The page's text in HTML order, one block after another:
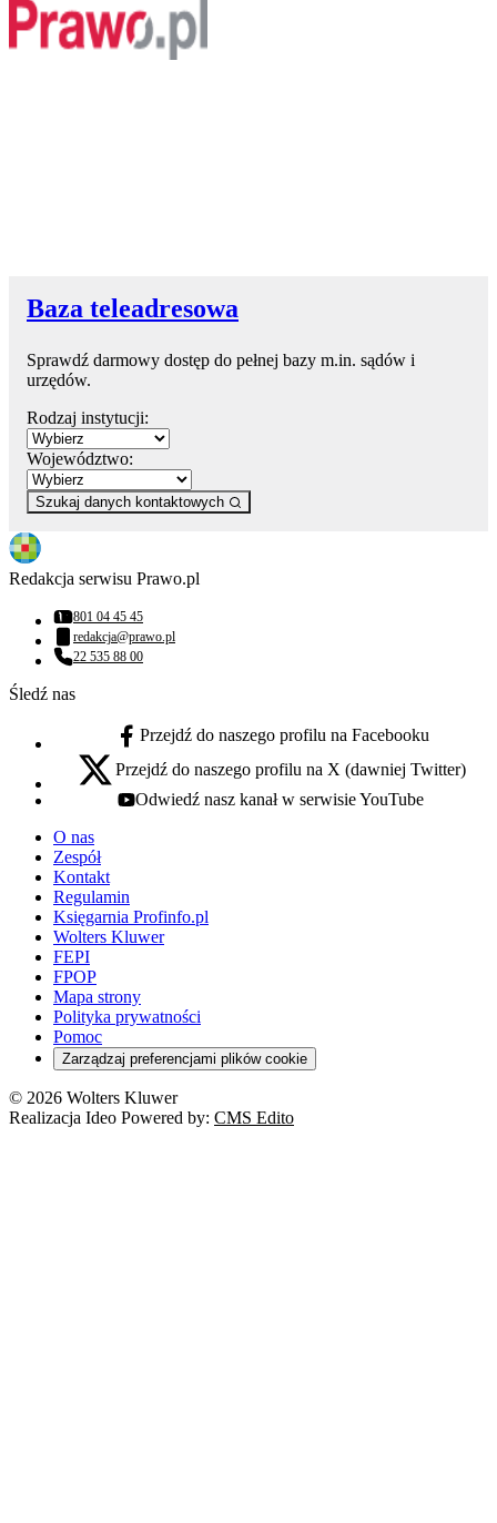
Baza teleadresowa
Sprawdź darmowy dostęp do pełnej bazy m.in. sądów i
urzędów.
Rodzaj instytucji:
Województwo:
Szukaj danych kontaktowych
Redakcja serwisu Prawo.pl
Numer telefonu:
801 04 45 45
Adres email:
redakcja@prawo.pl
Numer telefonu:
22 535 88 00
Śledź nas
facebook - otwiera się w nowej karcie
Przejdź do naszego profilu na Facebooku
x - otwiera się w nowej karcie
Przejdź do naszego profilu na X (dawniej Twitter)
youtube - otwiera się w nowej karcie
Odwiedź nasz kanał w serwisie YouTube
O nas
Zespół
Kontakt
Regulamin
Księgarnia Profinfo.pl
Wolters Kluwer
FEPI
FPOP
Mapa strony
Polityka prywatności
Pomoc
Zarządzaj preferencjami plików cookie
© 2026 Wolters Kluwer
Realizacja Ideo Powered by: CMS Edito